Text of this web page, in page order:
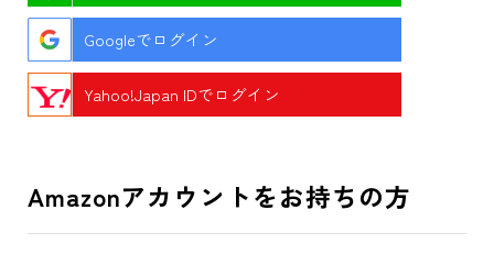
Googleでログイン
Yahoo!Japan IDでログイン
Amazonアカウントをお持ちの方